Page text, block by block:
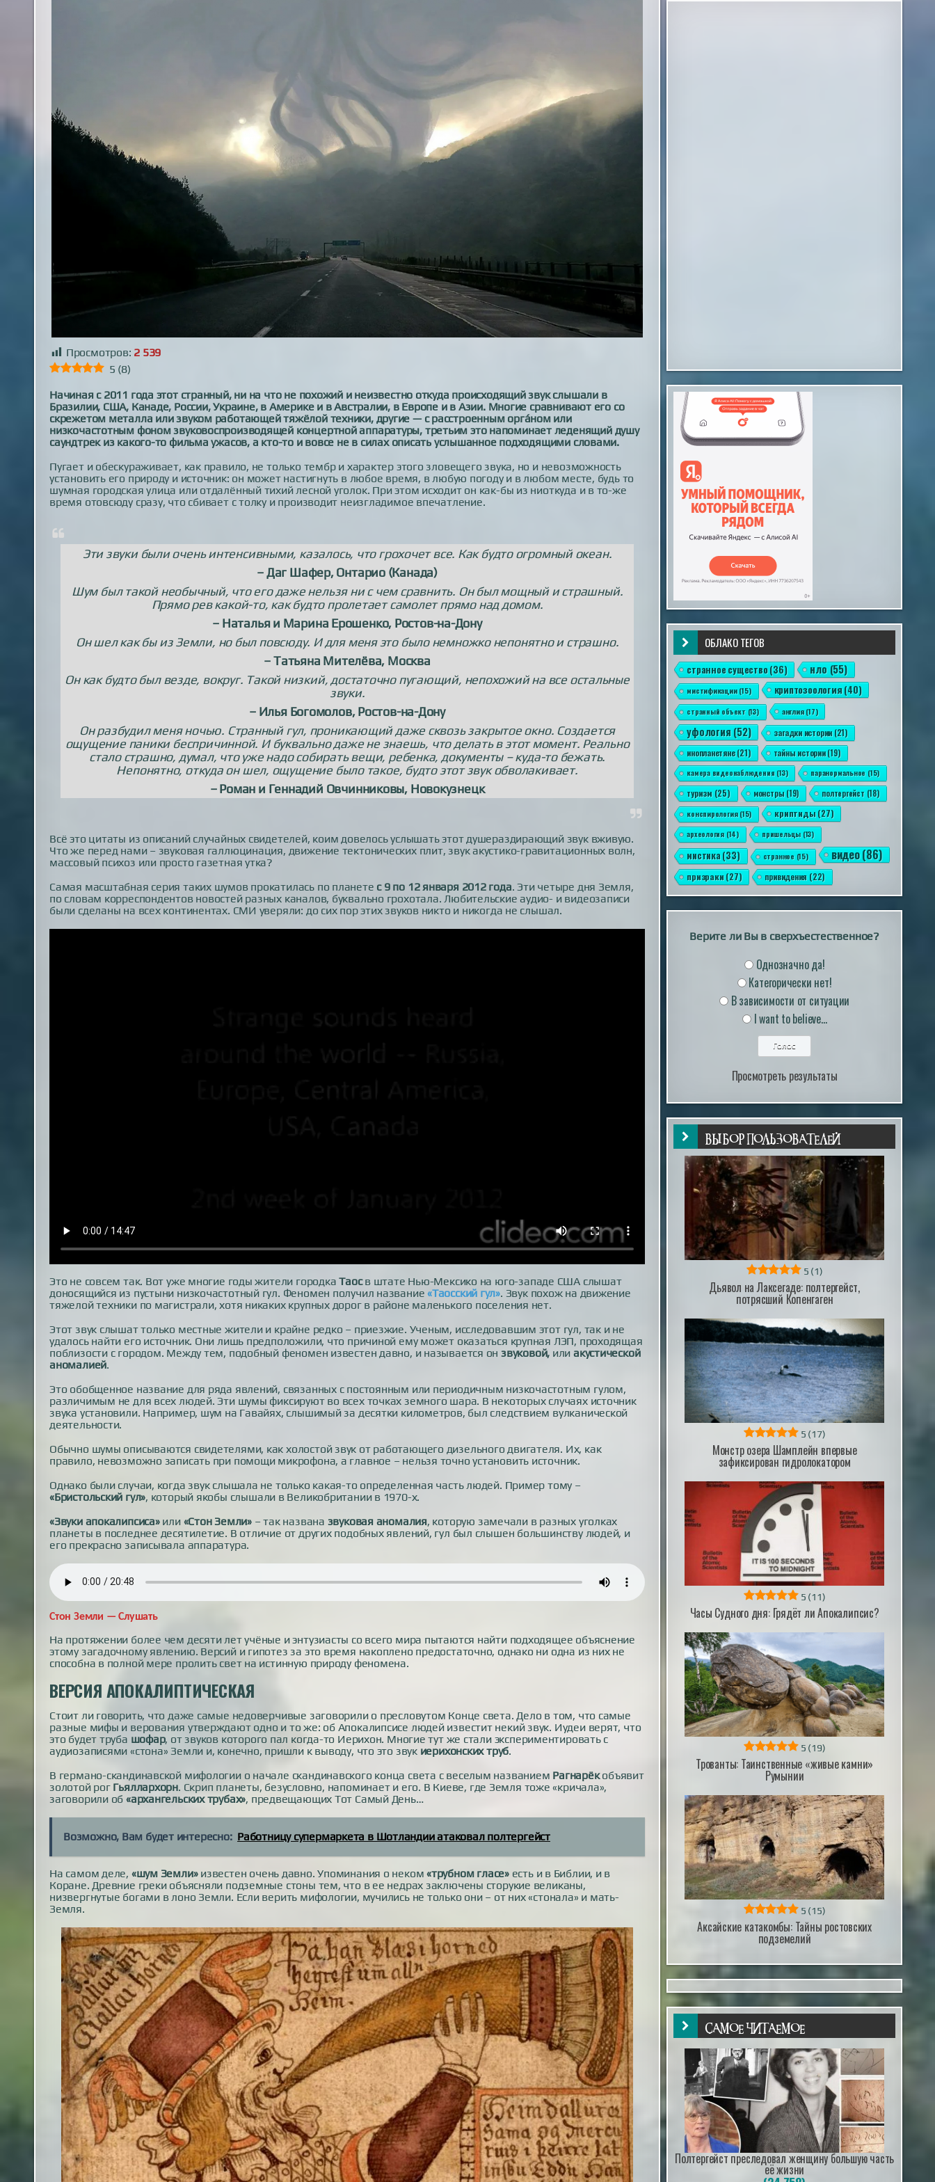
Просмотров: 2 539
5 (8)
Начиная с 2011 года этот странный, ни на что не похожий и неизвестно откуда происходящий звук слышали в
Бразилии, США, Канаде, России, Украине, в Америке и в Австралии, в Европе и в Азии. Многие сравнивают его со
скрежетом металла или звуком работающей тяжёлой техники, другие — с расстроенным орга́ном или
низкочастотным фоном звуковоспроизводящей концертной аппаратуры, третьим это напоминает леденящий душу
саундтрек из какого-то фильма ужасов, а кто-то и вовсе не в силах описать услышанное подходящими словами.
Пугает и обескураживает, как правило, не только тембр и характер этого зловещего звука, но и невозможность
установить его природу и источник: он может настигнуть в любое время, в любую погоду и в любом месте, будь то
шумная городская улица или отдалённый тихий лесной уголок. При этом исходит он как-бы из ниоткуда и в то-же
время отовсюду сразу, что сбивает с толку и производит неизгладимое впечатление.
Эти звуки были очень интенсивными, казалось, что грохочет все. Как будто огромный океан.
– Даг Шафер, Онтарио (Канада)
Шум был такой необычный, что его даже нельзя ни с чем сравнить. Он был мощный и страшный.
Прямо рев какой-то, как будто пролетает самолет прямо над домом.
– Наталья и Марина Ерошенко, Ростов-на-Дону
Он шел как бы из Земли, но был повсюду. И для меня это было немножко непонятно и страшно.
– Татьяна Мителёва, Москва
Он как будто был везде, вокруг. Такой низкий, достаточно пугающий, непохожий на все остальные
звуки.
– Илья Богомолов, Ростов-на-Дону
Он разбудил меня ночью. Странный гул, проникающий даже сквозь закрытое окно. Создается
ощущение паники беспричинной. И буквально даже не знаешь, что делать в этот момент. Реально
стало страшно, думал, что уже надо собирать вещи, ребенка, документы – куда-то бежать.
Непонятно, откуда он шел, ощущение было такое, будто этот звук обволакивает.
– Роман и Геннадий Овчинниковы, Новокузнецк
Всё это цитаты из описаний случайных свидетелей, коим довелось услышать этот душераздирающий звук вживую.
Что же перед нами – звуковая галлюцинация, движение тектонических плит, звук акустико-гравитационных волн,
массовый психоз или просто газетная утка?
Самая масштабная серия таких шумов прокатилась по планете с 9 по 12 января 2012 года. Эти четыре дня Земля,
по словам корреспондентов новостей разных каналов, буквально грохотала. Любительские аудио- и видеозаписи
были сделаны на всех континентах. СМИ уверяли: до сих пор этих звуков никто и никогда не слышал.
Это не совсем так. Вот уже многие годы жители городкаТаосв штате Нью-Мексико на юго-западе США слышат
доносящийся из пустыни низкочастотный гул. Феномен получил название«Таосский гул». Звук похож на движение
тяжелой техники по магистрали, хотя никаких крупных дорог в районе маленького поселения нет.
Этот звук слышат только местные жители и крайне редко – приезжие. Ученым, исследовавшим этот гул, так и не
удалось найти его источник. Они лишь предположили, что причиной ему может оказаться крупная ЛЭП, проходящая
поблизости с городом. Между тем, подобный феномен известен давно, и называется онзвуковой, или акустической
аномалией.
Это обобщенное название для ряда явлений, связанных с постоянным или периодичным низкочастотным гулом,
различимым не для всех людей. Эти шумы фиксируют во всех точках земного шара. В некоторых случаях источник
звука установили. Например, шум на Гавайях, слышимый за десятки километров, был следствием вулканической
деятельности.
Обычно шумы описываются свидетелями, как холостой звук от работающего дизельного двигателя. Их, как
правило, невозможно записать при помощи микрофона, а главное – нельзя точно установить источник.
Однако были случаи, когда звук слышала не только какая-то определенная часть людей. Пример тому –
«Бристольский гул», который якобы слышали в Великобритании в 1970-х.
«Звуки апокалипсиса»или «Стон Земли»– так названа звуковая аномалия, которую замечали в разных уголках
планеты в последнее десятилетие. В отличие от других подобных явлений, гул был слышен большинству людей, и
его прекрасно записывала аппаратура.
Стон Земли — Слушать
На протяжении более чем десяти лет учёные и энтузиасты со всего мира пытаются найти подходящее объяснение
этому загадочному явлению. Версий и гипотез за это время накоплено предостаточно, однако ни одна из них не
способна в полной мере пролить свет на истинную природу феномена.
ВЕРСИЯ АПОКАЛИПТИЧЕСКАЯ
Стоит ли говорить, что даже самые недоверчивые заговорили о пресловутом Конце света. Дело в том, что самые
разные мифы и верования утверждают одно и то же: об Апокалипсисе людей известит некий звук. Иудеи верят, что
это будет труба шофар, от звуков которого пал когда-то Иерихон. Многие тут же стали экспериментировать с
аудиозаписями «стона» Земли и, конечно, пришли к выводу, что это звук иерихонских труб.
В германо-скандинавской мифологии о начале скандинавского конца света с веселым названием Рагнарёкобъявит
золотой рог Гьяллархорн. Скрип планеты, безусловно, напоминает и его. В Киеве, где Земля тоже «кричала»,
заговорили об «архангельских трубах», предвещающих Тот Самый День…
Возможно, Вам будет интересно: Работницу супермаркета в Шотландии атаковал полтергейст
На самом деле, «шум Земли»известен очень давно. Упоминания о неком«трубном гласе»есть и в Библии, и в
Коране. Древние греки объясняли подземные стоны тем, что в ее недрах заключены сторукие великаны,
низвергнутые богами в лоно Земли. Если верить мифологии, мучились не только они – от них «стонала» и мать-
Земля.
ОБЛАКО ТЕГОВ
странное существо(36) нло(55)
мистификации(15) криптозоология(40)
странный объект(13) англия(17)
уфология(52) загадки истории(21)
инопланетяне(21) тайны истории(19)
камера видеонаблюдения(13) паранормальное (15)
туризм(25) монстры(19) полтергейст(18)
конспирология(15) криптиды(27)
археология(14) пришельцы(13)
мистика(33) странное(15) видео(86)
призраки(27) привидения (22)
Верите ли Вы в сверхъестественное?
Однозначно да!
Категорически нет!
В зависимости от ситуации
I want to believe...
Просмотреть результаты
ВЫБОР ПОЛЬЗОВАТЕЛЕЙ
5 (1)
Дьявол на Лаксегаде: полтергейст,
потрясший Копенгаген
5 (17)
Монстр озера Шамплейн впервые
зафиксирован гидролокатором
5 (11)
Часы Судного дня: Грядёт ли Апокалипсис?
5 (19)
Трованты: Таинственные «живые камни»
Румынии
5 (15)
Аксайские катакомбы: Тайны ростовских
подземелий
САМОЕ ЧИТАЕМОЕ
Полтергейст преследовал женщину большую часть
её жизни